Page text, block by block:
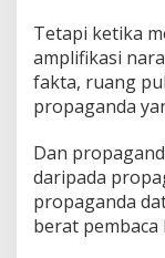
Tetapi ketika
amplifikasi
fakta, ruang
propaganda
Dan
daripada
propaganda
berat pembaca